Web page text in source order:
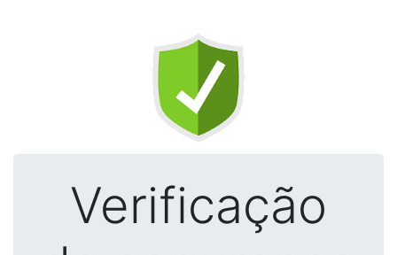
Verificação